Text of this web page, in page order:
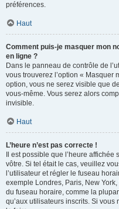
préférences.
Haut
Comment puis-je masquer mon
en ligne ?
Dans le panneau de contrôle de
vous trouverez l’option « Masquer
option, vous ne serez visible que
vous-même. Vous serez alors
invisible.
Haut
L’heure n’est pas correcte !
Il est possible que l’heure
vôtre. Si tel était le cas, veuillez
l’utilisateur et régler le fuseau
exemple Londres, Paris, New
du fuseau horaire, comme la
qu’aux utilisateurs inscrits. Si vous